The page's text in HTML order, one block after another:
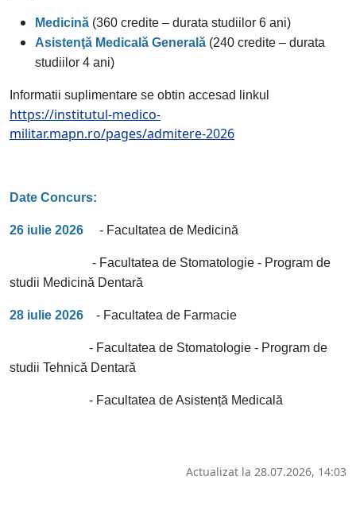
Medicină (360 credite – durata studiilor 6 ani)
Asistenţă Medicală Generală (240 credite – durata
studiilor 4 ani)
Informatii suplimentare se obtin accesad linkul
https://institutul-medico-
militar.mapn.ro/pages/admitere-2026
Date Concurs:
26 iulie 2026 - Facultatea de Medicină
- Facultatea de Stomatologie - Program de
studii Medicină Dentară
28 iulie 2026 - Facultatea de Farmacie
- Facultatea de Stomatologie - Program de
studii Tehnică Dentară
- Facultatea de Asistență Medicală
Actualizat la 28.07.2026, 14:03